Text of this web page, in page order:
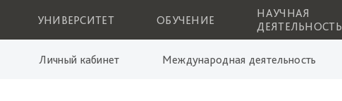
УНИВЕРСИТЕТ ОБУЧЕНИЕ
НАУЧНАЯ
ДЕЯТЕЛЬНОСТЬ
Личный кабинет Международная деятельность